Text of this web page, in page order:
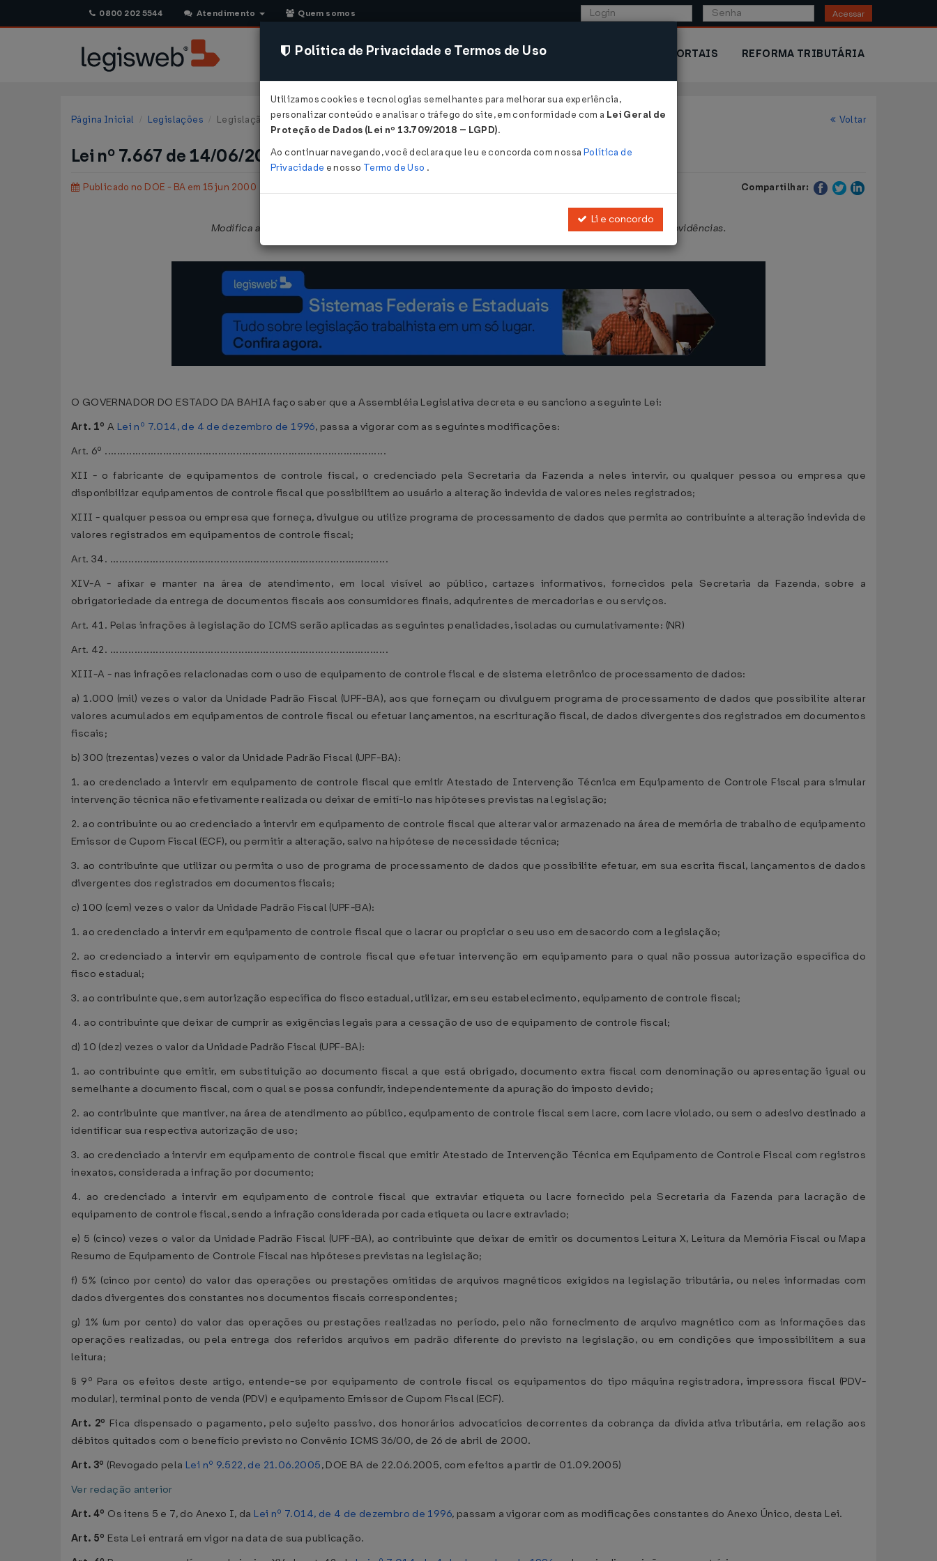
0800 202 5544 Atendimento Quem somos Acessar
CONSULTORIA SISTEMAS COMÉRCIO EXTERIOR PORTAIS REFORMA TRIBUTÁRIA
Página Inicial Legislações Legislação Estadual - Bahia Voltar
Lei nº 7.667 de 14/06/2000
Publicado no DOE - BA em 15 jun 2000 Compartilhar:
Modifica a redação da , que disciplina o ICMS, e dá outras providências.
O GOVERNADOR DO ESTADO DA BAHIA faço saber que a Assembléia Legislativa decreta e eu sanciono a seguinte Lei:
Art. 1º A Lei nº 7.014, de 4 de dezembro de 1996, passa a vigorar com as seguintes modificações:
Art. 6º ............................................................................................
XII - o fabricante de equipamentos de controle fiscal, o credenciado pela Secretaria da Fazenda a neles intervir, ou qualquer pessoa ou empresa que
disponibilizar equipamentos de controle fiscal que possibilitem ao usuário a alteração indevida de valores neles registrados;
XIII - qualquer pessoa ou empresa que forneça, divulgue ou utilize programa de processamento de dados que permita ao contribuinte a alteração indevida de
valores registrados em equipamentos de controle fiscal;
Art. 34. ...........................................................................................
XIV-A - afixar e manter na área de atendimento, em local visível ao público, cartazes informativos, fornecidos pela Secretaria da Fazenda, sobre a
obrigatoriedade da entrega de documentos fiscais aos consumidores finais, adquirentes de mercadorias e ou serviços.
Art. 41. Pelas infrações à legislação do ICMS serão aplicadas as seguintes penalidades, isoladas ou cumulativamente: (NR)
Art. 42. ...........................................................................................
XIII-A - nas infrações relacionadas com o uso de equipamento de controle fiscal e de sistema eletrônico de processamento de dados:
a) 1.000 (mil) vezes o valor da Unidade Padrão Fiscal (UPF-BA), aos que forneçam ou divulguem programa de processamento de dados que possibilite alterar
valores acumulados em equipamentos de controle fiscal ou efetuar lançamentos, na escrituração fiscal, de dados divergentes dos registrados em documentos
fiscais;
b) 300 (trezentas) vezes o valor da Unidade Padrão Fiscal (UPF-BA):
1. ao credenciado a intervir em equipamento de controle fiscal que emitir Atestado de Intervenção Técnica em Equipamento de Controle Fiscal para simular
intervenção técnica não efetivamente realizada ou deixar de emití-lo nas hipóteses previstas na legislação;
2. ao contribuinte ou ao credenciado a intervir em equipamento de controle fiscal que alterar valor armazenado na área de memória de trabalho de equipamento
Emissor de Cupom Fiscal (ECF), ou permitir a alteração, salvo na hipótese de necessidade técnica;
3. ao contribuinte que utilizar ou permita o uso de programa de processamento de dados que possibilite efetuar, em sua escrita fiscal, lançamentos de dados
divergentes dos registrados em documentos fiscais;
c) 100 (cem) vezes o valor da Unidade Padrão Fiscal (UPF-BA):
1. ao credenciado a intervir em equipamento de controle fiscal que o lacrar ou propiciar o seu uso em desacordo com a legislação;
2. ao credenciado a intervir em equipamento de controle fiscal que efetuar intervenção em equipamento para o qual não possua autorização específica do
fisco estadual;
3. ao contribuinte que, sem autorização específica do fisco estadual, utilizar, em seu estabelecimento, equipamento de controle fiscal;
4. ao contribuinte que deixar de cumprir as exigências legais para a cessação de uso de equipamento de controle fiscal;
d) 10 (dez) vezes o valor da Unidade Padrão Fiscal (UPF-BA):
1. ao contribuinte que emitir, em substituição ao documento fiscal a que está obrigado, documento extra fiscal com denominação ou apresentação igual ou
semelhante a documento fiscal, com o qual se possa confundir, independentemente da apuração do imposto devido;
2. ao contribuinte que mantiver, na área de atendimento ao público, equipamento de controle fiscal sem lacre, com lacre violado, ou sem o adesivo destinado a
identificar sua respectiva autorização de uso;
3. ao credenciado a intervir em equipamento de controle fiscal que emitir Atestado de Intervenção Técnica em Equipamento de Controle Fiscal com registros
inexatos, considerada a infração por documento;
4. ao credenciado a intervir em equipamento de controle fiscal que extraviar etiqueta ou lacre fornecido pela Secretaria da Fazenda para lacração de
equipamento de controle fiscal, sendo a infração considerada por cada etiqueta ou lacre extraviado;
e) 5 (cinco) vezes o valor da Unidade Padrão Fiscal (UPF-BA), ao contribuinte que deixar de emitir os documentos Leitura X, Leitura da Memória Fiscal ou Mapa
Resumo de Equipamento de Controle Fiscal nas hipóteses previstas na legislação;
f) 5% (cinco por cento) do valor das operações ou prestações omitidas de arquivos magnéticos exigidos na legislação tributária, ou neles informadas com
dados divergentes dos constantes nos documentos fiscais correspondentes;
g) 1% (um por cento) do valor das operações ou prestações realizadas no período, pelo não fornecimento de arquivo magnético com as informações das
operações realizadas, ou pela entrega dos referidos arquivos em padrão diferente do previsto na legislação, ou em condições que impossibilitem a sua
leitura;
§ 9º Para os efeitos deste artigo, entende-se por equipamento de controle fiscal os equipamentos do tipo máquina registradora, impressora fiscal (PDV-
modular), terminal ponto de venda (PDV) e equipamento Emissor de Cupom Fiscal (ECF).
Art. 2º Fica dispensado o pagamento, pelo sujeito passivo, dos honorários advocatícios decorrentes da cobrança da dívida ativa tributária, em relação aos
débitos quitados com o benefício previsto no Convênio ICMS 36/00, de 26 de abril de 2000.
Art. 3º (Revogado pela Lei nº 9.522, de 21.06.2005, DOE BA de 22.06.2005, com efeitos a partir de 01.09.2005)
Ver redação anterior
Art. 4º Os itens 5 e 7, do Anexo I, da Lei nº 7.014, de 4 de dezembro de 1996, passam a vigorar com as modificações constantes do Anexo Único, desta Lei.
Art. 5º Esta Lei entrará em vigor na data de sua publicação.
Política de Privacidade e Termos de Uso
Utilizamos cookies e tecnologias semelhantes para melhorar sua experiência,
personalizar conteúdo e analisar o tráfego do site, em conformidade com a Lei Geral de
Proteção de Dados (Lei nº 13.709/2018 – LGPD).
Ao continuar navegando, você declara que leu e concorda com nossa Política de
Privacidade e nosso Termo de Uso .
Li e concordo